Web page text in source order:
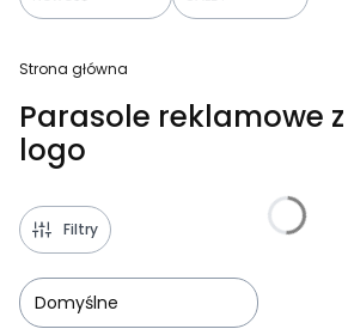
Strona główna
Parasole reklamowe
logo
Filtry
Domyślne